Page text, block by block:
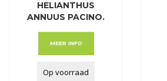
HELIANTHUS
ANNUUS PACINO.
MEER INFO
Op voorraad